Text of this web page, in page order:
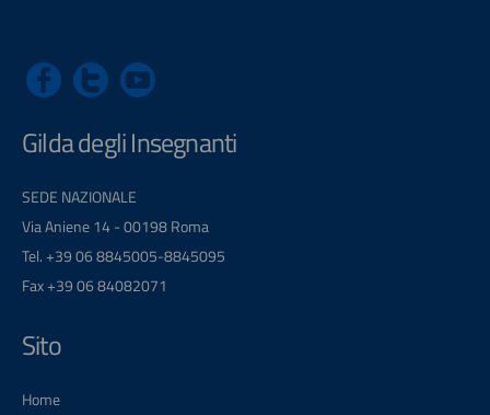
Gilda degli Insegnanti
SEDE NAZIONALE
Via Aniene 14 - 00198 Roma
Tel. +39 06 8845005-8845095
Fax +39 06 84082071
Sito
Home